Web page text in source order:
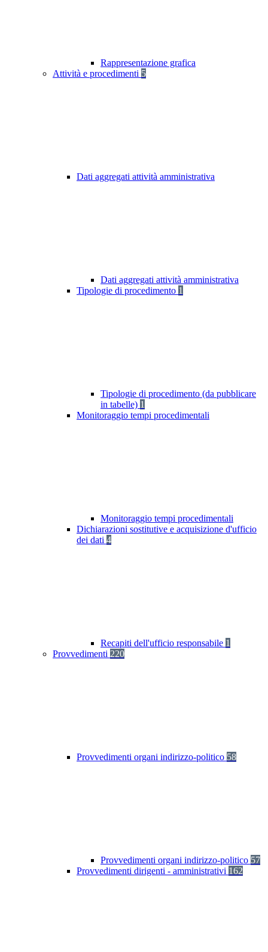
Rappresentazione grafica
Attività e procedimenti 5
Dati aggregati attività amministrativa
Dati aggregati attività amministrativa
Tipologie di procedimento 1
Tipologie di procedimento (da pubblicare
in tabelle) 1
Monitoraggio tempi procedimentali
Monitoraggio tempi procedimentali
Dichiarazioni sostitutive e acquisizione d'ufficio
dei dati 4
Recapiti dell'ufficio responsabile 1
Provvedimenti 220
Provvedimenti organi indirizzo-politico 58
Provvedimenti organi indirizzo-politico 57
Provvedimenti dirigenti - amministrativi 162